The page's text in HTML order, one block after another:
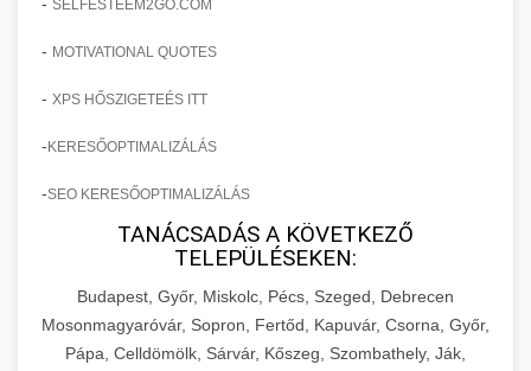
SELFESTEEM2GO.COM
- MOTIVATIONAL QUOTES
- XPS HŐSZIGETEÉS ITT
- KERESŐOPTIMALIZÁLÁS
-SEO KERESŐOPTIMALIZÁLÁS
TANÁCSADÁS A KÖVETKEZŐ
TELEPÜLÉSEKEN:
Budapest, Győr, Miskolc, Pécs, Szeged, Debrecen
Mosonmagyaróvár, Sopron, Fertőd, Kapuvár, Csorna, Győr,
Pápa, Celldömölk, Sárvár, Kőszeg, Szombathely, Ják,